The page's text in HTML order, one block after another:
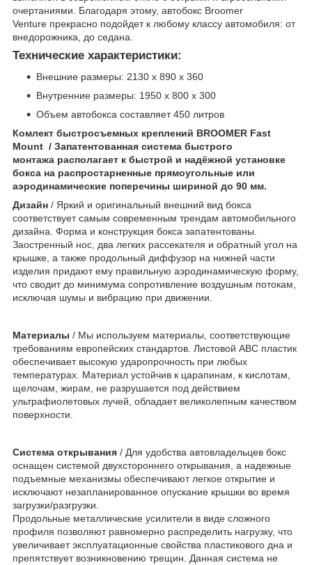
очертаниями. Благодаря этому, автобокс Broomer
Venture прекрасно подойдет к любому классу автомобиля: от
внедорожника, до седана.
Технические характеристики:
Внешние размеры: 2130 х 890 х 360
Внутренние размеры: 1950 х 800 х 300
Объем автобокса составляет 450 литров
Комлект быстросъемных креплений BROOMER Fast
Mount / Запатентованная система быстрого
монтажа располагает к быстрой и надёжной установке
бокса на распростарненные прямоугольные или
аэродинамические поперечины шириной до 90 мм.
Дизайн / Яркий и оригинальный внешний вид бокса
соответствует самым современным трендам автомобильного
дизайна. Форма и конструкция бокса запатентованы.
Заостренный нос, два легких рассекателя и обратный угол на
крышке, а также продольный диффузор на нижней части
изделия придают ему правильную аэродинамическую форму,
что сводит до минимума сопротивление воздушным потокам,
исключая шумы и вибрацию при движении.
Материалы / Мы используем материалы, соответствующие
требованиям европейских стандартов. Листовой АВС пластик
обеспечивает высокую ударопрочность при любых
температурах. Материал устойчив к царапинам, к кислотам,
щелочам, жирам, не разрушается под действием
ультрафиолетовых лучей, обладает великолепным качеством
поверхности.
Система открывания / Для удобства автовладельцев бокс
оснащен системой двухстороннего открывания, а надежные
подъемные механизмы обеспечивают легкое открытие и
исключают незапланированное опускание крышки во время
загрузки/разгрузки.
Продольные металлические усилители в виде сложного
профиля позволяют равномерно распределить нагрузку, что
увеличивает эксплуатационные свойства пластикового дна и
препятствует возникновению трещин. Данная система не